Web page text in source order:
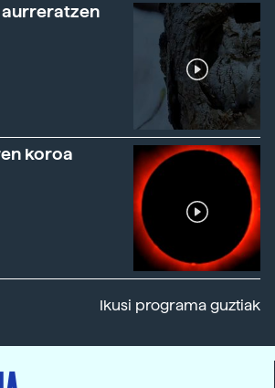
koroa
Ikusi programa guztiak